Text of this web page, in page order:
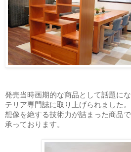
発売当時画期的な商品として話題に
テリア専門誌に取り上げられました。
想像を絶する技術力が詰まった商品
承っております。